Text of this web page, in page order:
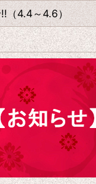
（4.4～4.6）